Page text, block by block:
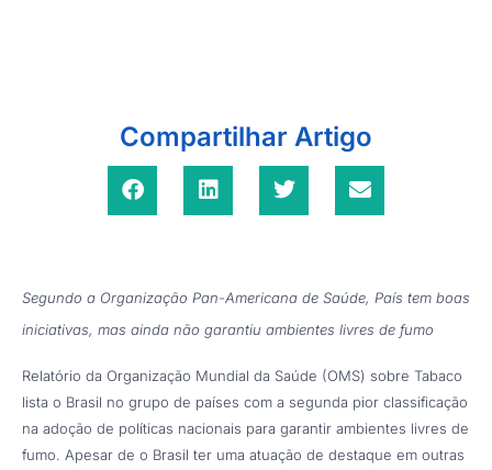
Compartilhar Artigo
Segundo a Organização Pan-Americana de Saúde, País tem boas
iniciativas, mas ainda não garantiu ambientes livres de fumo
Relatório da Organização Mundial da Saúde (OMS) sobre Tabaco
lista o Brasil no grupo de países com a segunda pior classificação
na adoção de políticas nacionais para garantir ambientes livres de
fumo. Apesar de o Brasil ter uma atuação de destaque em outras